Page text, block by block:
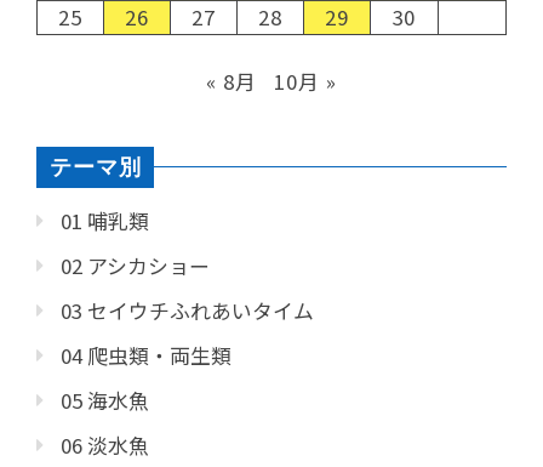
25
26 27 28 29 30
« 8月 10月 »
テーマ別
01 哺乳類
02 アシカショー
03 セイウチふれあいタイム
04 爬虫類・両生類
05 海水魚
06 淡水魚